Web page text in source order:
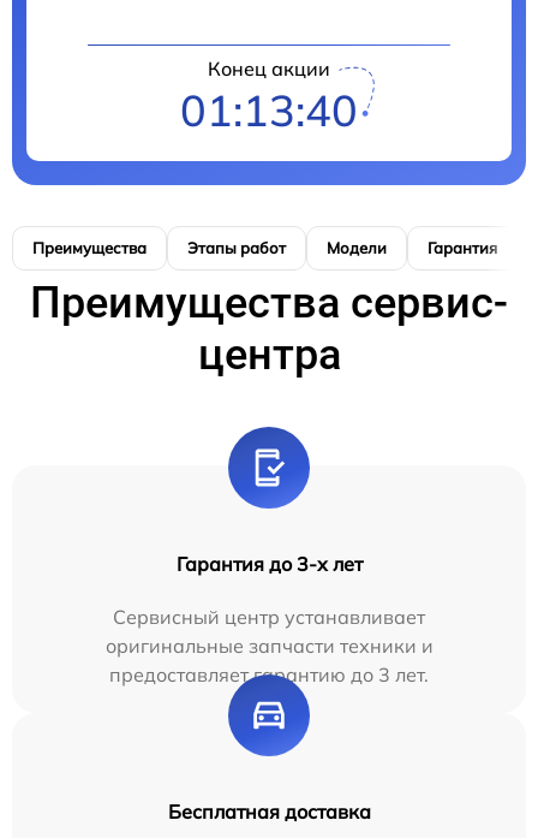
Конец акции
01:13:39
Преимущества Этапы работ Модели Гарантия
Преимущества сервис-
центра
Гарантия до 3-х лет
Сервисный центр устанавливает
оригинальные запчасти техники и
предоставляет гарантию до 3 лет.
Бесплатная доставка